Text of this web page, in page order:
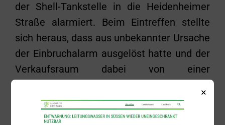
der Shell-Tankstelle in die Heidenheimer
Straße alarmiert. Beim Eintreffen stellte
sich heraus, dass aus unbekannter Ursache
der Einbruchalarm ausgelöst hatte und der
Verkaufsraum dabei von einer
Auch wenn nach der Erkundung davon
×